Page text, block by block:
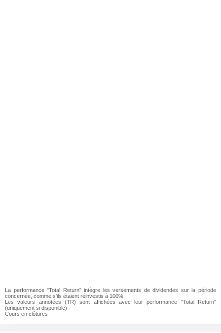
La performance "Total Return" intègre les versements de dividendes sur la période
concernée, comme s'ils étaient réinvestis à 100%.
Les valeurs annotées (TR) sont affichées avec leur performance "Total Return"
(uniquement si disponible)
Cours en clôtures